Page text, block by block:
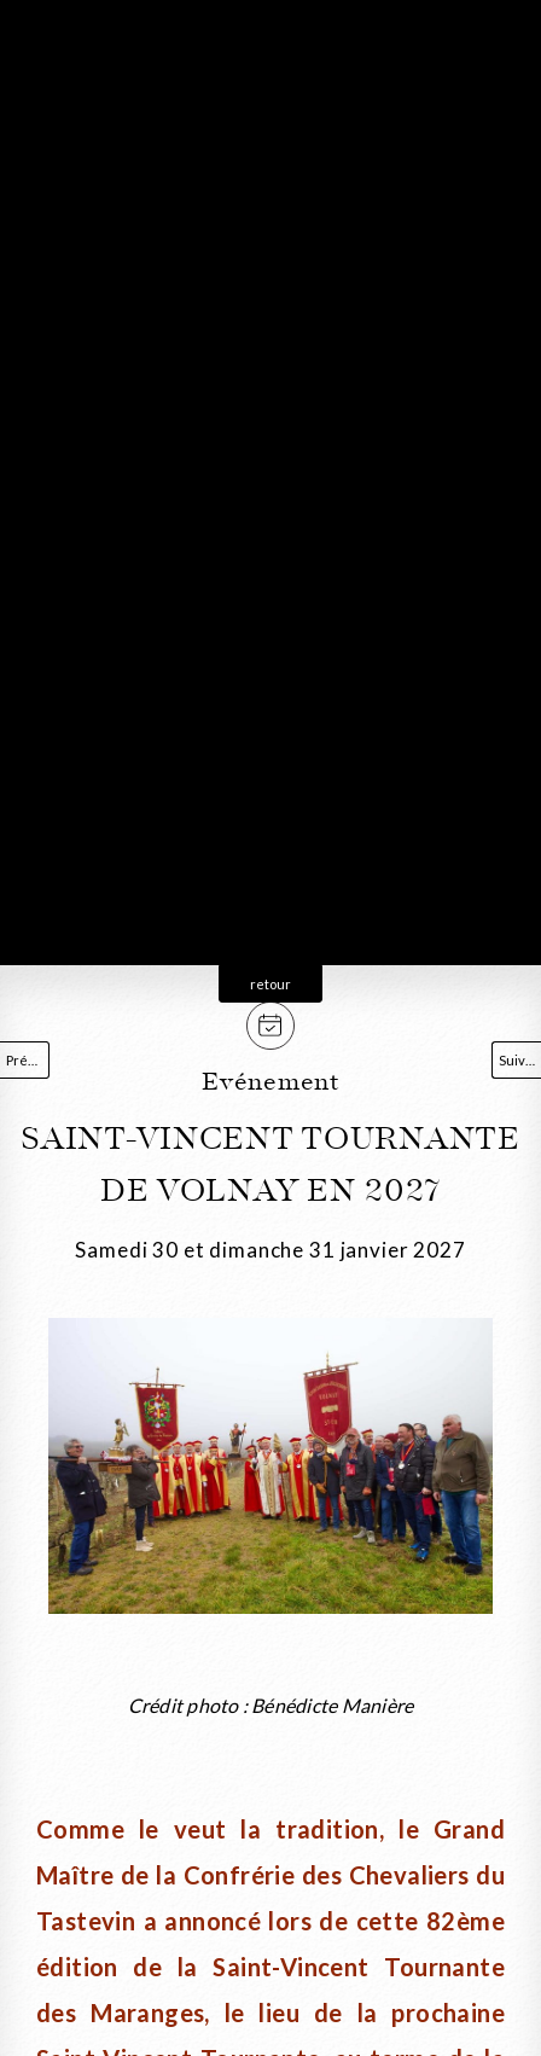
retour
Evénement
SAINT-VINCENT TOURNANTE
DE VOLNAY EN 2027
Samedi 30 et dimanche 31 janvier 2027
Crédit photo : Bénédicte Manière
Comme le veut la tradition, le Grand
Maître de la Confrérie des Chevaliers du
Tastevin a annoncé lors de cette 82ème
édition de la Saint-Vincent Tournante
des Maranges, le lieu de la prochaine